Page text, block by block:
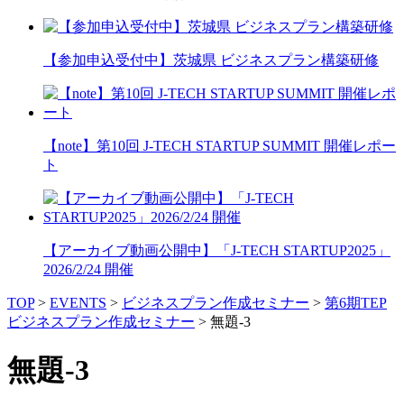
【参加申込受付中】茨城県 ビジネスプラン構築研修
【note】第10回 J-TECH STARTUP SUMMIT 開催レポー
ト
【アーカイブ動画公開中】「J-TECH STARTUP2025」
2026/2/24 開催
TOP> EVENTS > ビジネスプラン作成セミナー > 第6期TEP
ビジネスプラン作成セミナー > 無題-3
無題-3